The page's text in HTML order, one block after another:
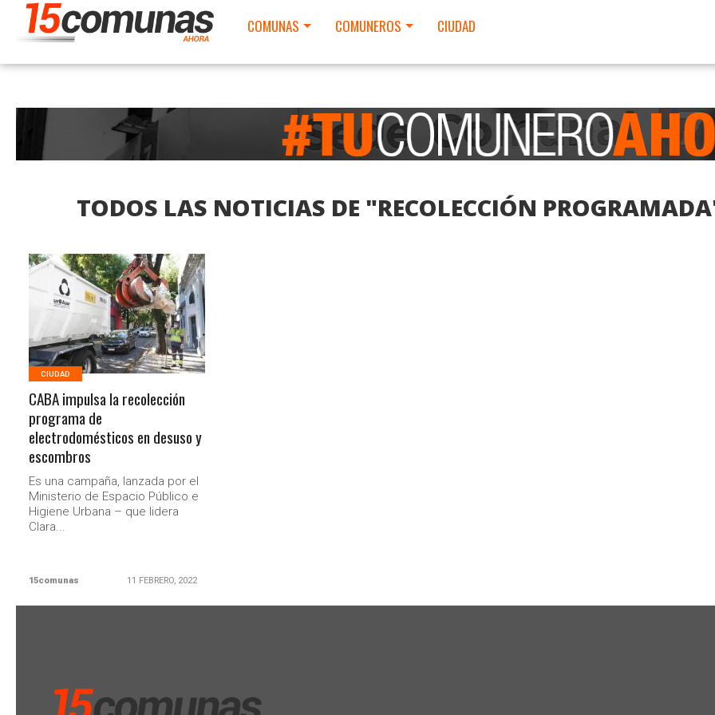
COMUNAS COMUNEROS CIUDAD
TODOS LAS NOTICIAS DE "RECOLECCIÓN
LEER MAS
CIUDAD
CABA impulsa la recolección
programa de
electrodomésticos en desuso y
escombros
Es una campaña, lanzada por el
Ministerio de Espacio Público e
Higiene Urbana – que lidera
Clara...
15comunas 11 FEBRERO, 2022